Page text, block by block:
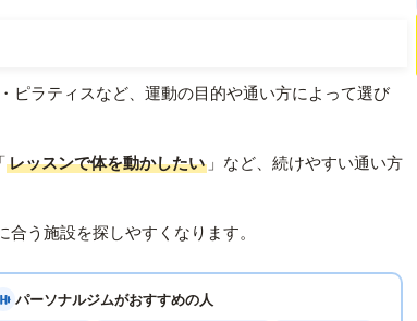
ピラティスなど、運動の目的や通い方によって選び
レッスンで体を動かしたい 」など、続けやすい通い方
合う施設を探しやすくなります。
パーソナルジムがおすすめの人